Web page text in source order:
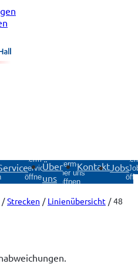
Untermenü
Service
öffnen
Über
uns
Untermenü
Über uns
öffnen
KontaktJobs
Strecken Linienübersicht 48